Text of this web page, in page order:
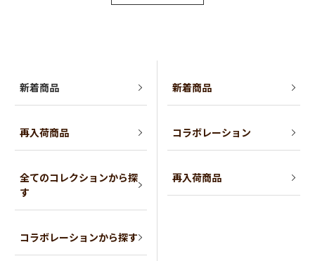
新着商品
再入荷商品
全てのコレクションから探
す
コラボレーションから探す
新着商品
コラボレーション
再入荷商品